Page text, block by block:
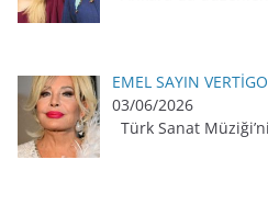
EMEL SAYIN
03/06/2026
Türk Sanat